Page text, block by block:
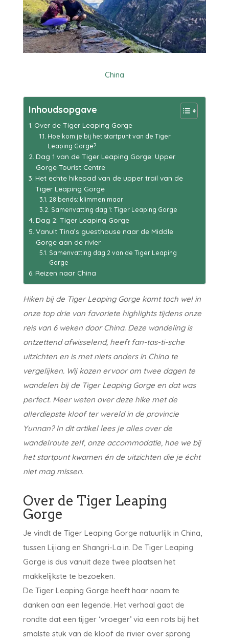
China
Inhoudsopgave
Over de Tiger Leaping Gorge
Hoe kom je bij het startpunt van de Tiger
Leaping Gorge?
Dag 1 van de Tiger Leaping Gorge: Upper
Gorge Tourist Centre
Het echte hikepad van de upper trail van de
Tiger Leaping Gorge
28 bends: klimmen maar
Samenvatting dag 1: Tiger Leaping Gorge
Dag 2: Tiger Leaping Gorge
Vanuit Tina’s guesthouse naar de Middle
Gorge aan de rivier
Samenvatting dag 2 van de Tiger Leaping
Gorge
Reizen naar China
Hiken bij de Tiger Leaping Gorge komt toch wel in
onze top drie van favoriete highlights tijdens onze
reis van 6 weken door China. Deze wandeling is
ontzettend afwisselend, heeft fan-tas-ti-sche
uitzichten en is met niets anders in China te
vergelijken. Wij kozen ervoor om twee dagen te
wandelen bij de Tiger Leaping Gorge en dat was
perfect. Meer weten over deze hike met de
allerdiepste kloof ter wereld in de provincie
Yunnan? In dit artikel lees je alles over de
wandelroute zelf, onze accommodatie, hoe we bij
het startpunt kwamen én de uitzichten die je écht
niet mag missen.
Over de Tiger Leaping
Gorge
Je vindt de Tiger Leaping Gorge natuurlijk in China,
tussen Lijiang en Shangri-La in. De Tiger Leaping
Gorge is dus vanuit deze twee plaatsen het
makkelijkste te bezoeken.
De Tiger Leaping Gorge heeft haar naam te
danken aan een legende. Het verhaal gaat de
rondte dat een tijger ‘vroeger’ via een rots bij het
smalste stuk van de kloof de rivier over sprong